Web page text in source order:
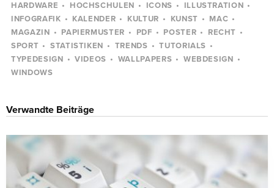
HARDWARE
HOCHSCHULEN ICONS
ILLUSTRATION
INFOGRAFIK
KALENDER KULTUR KUNST
MAC
MAGAZIN
PAPIERMUSTER PDF POSTER
RECHT
SPORT
STATISTIKEN TRENDS
TUTORIALS
TYPEDESIGN
VIDEOS WALLPAPERS
WEBDESIGN
WINDOWS
Verwandte Beiträge